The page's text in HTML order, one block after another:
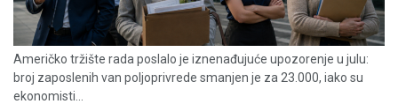
Američko tržište rada poslalo je iznenađujuće upozorenje u julu:
broj zaposlenih van poljoprivrede smanjen je za 23.000, iako su
ekonomisti...